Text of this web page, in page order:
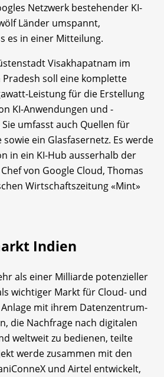
Netzwerk bestehender KI-
Länder umspannt,
es in einer Mitteilung.
Visakhapatnam im
soll eine komplette
Leistung für die Erstellung
KI-Anwendungen und -
umfasst auch Quellen für
ein Glasfasernetz. Es werde
in ein KI-Hub ausserhalb der
von Google Cloud, Thomas
Wirtschaftszeitung «Mint»
Indien
als einer Milliarde potenzieller
wichtiger Markt für Cloud- und
mit ihrem Datenzentrum-
die Nachfrage nach digitalen
weltweit zu bedienen, teilte
werde zusammen mit den
und Airtel entwickelt,